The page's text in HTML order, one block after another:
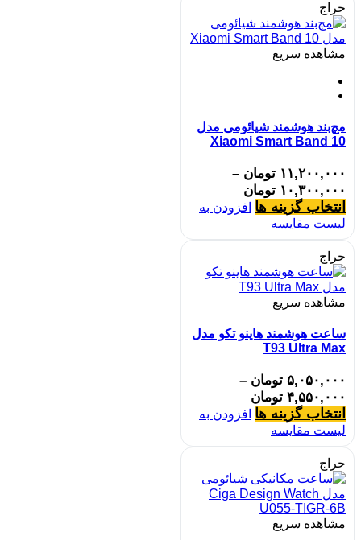
حراج
مشاهده سریع
مچ‌بند هوشمند شیائومی مدل
Xiaomi Smart Band 10
۱۱,۲۰۰,۰۰۰ تومان –
۱۰,۳۰۰,۰۰۰ تومان
انتخاب گزینه ها افزودن به
لیست مقایسه
حراج
مشاهده سریع
ساعت هوشمند هاینو تکو مدل
T93 Ultra Max
۵,۰۵۰,۰۰۰ تومان –
۴,۵۵۰,۰۰۰ تومان
انتخاب گزینه ها افزودن به
لیست مقایسه
حراج
مشاهده سریع